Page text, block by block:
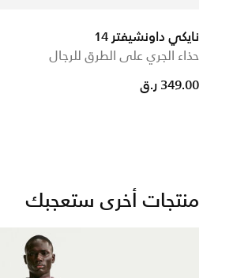
نايكي داونشيفتر 14
حذاء الجري على الطرق للرجال
349.00 ر.ق
منتجات أخرى ستعجبك